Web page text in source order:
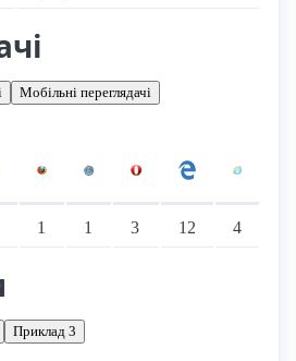
Мобільні переглядачі
1 1 3 12 4
Приклад 3